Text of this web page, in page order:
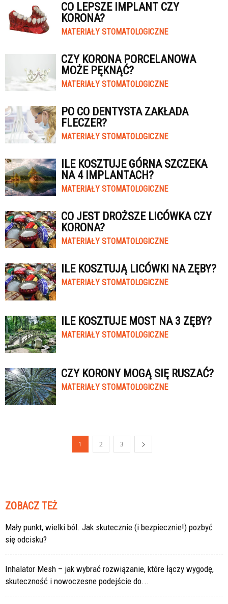
CO LEPSZE IMPLANT CZY
KORONA?
MATERIAŁY STOMATOLOGICZNE
CZY KORONA PORCELANOWA
MOŻE PĘKNĄĆ?
MATERIAŁY STOMATOLOGICZNE
PO CO DENTYSTA ZAKŁADA
FLECZER?
MATERIAŁY STOMATOLOGICZNE
ILE KOSZTUJE GÓRNA SZCZEKA
NA 4 IMPLANTACH?
MATERIAŁY STOMATOLOGICZNE
CO JEST DROŻSZE LICÓWKA CZY
KORONA?
MATERIAŁY STOMATOLOGICZNE
ILE KOSZTUJĄ LICÓWKI NA ZĘBY?
MATERIAŁY STOMATOLOGICZNE
ILE KOSZTUJE MOST NA 3 ZĘBY?
MATERIAŁY STOMATOLOGICZNE
CZY KORONY MOGĄ SIĘ RUSZAĆ?
MATERIAŁY STOMATOLOGICZNE
1 2 3
ZOBACZ TEŻ
Mały punkt, wielki ból. Jak skutecznie (i bezpiecznie!) pozbyć
się odcisku?
Inhalator Mesh – jak wybrać rozwiązanie, które łączy wygodę,
skuteczność i nowoczesne podejście do...